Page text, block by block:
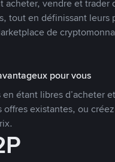
acheter, vendre et
tout en définissant
de
pour vous
en étant libres d’acheter
offres existantes, ou